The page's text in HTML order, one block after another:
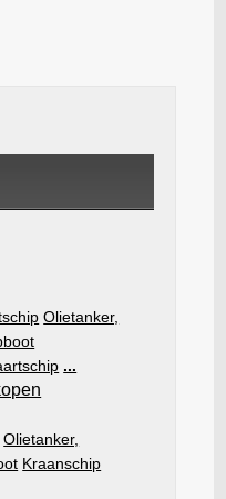
Olietanker,
...
Olietanker,
Kraanschip